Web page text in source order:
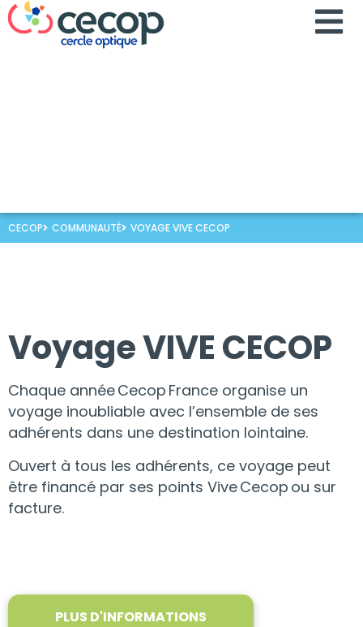
CECOP COMMUNAUTÉ VOYAGE VIVE CECOP
Voyage VIVECECOP
Chaque annéeCecop France organise un
voyage inoubliable avec l’ensemble de ses
adhérents dans une destination lointaine.
Ouvert à tous les adhérents, ce voyage peut
être financé par ses points ViveCecop ou sur
facture.
PLUS D'INFORMATIONS